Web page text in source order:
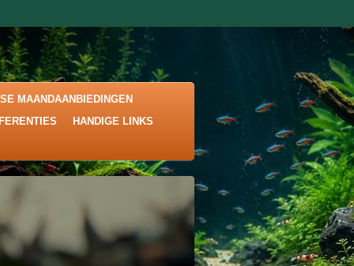
MAANDAANBIEDINGEN
HANDIGE LINKS